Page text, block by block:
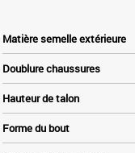
Matière semelle extérieure
Doublure chaussures
Hauteur de talon
Forme du bout